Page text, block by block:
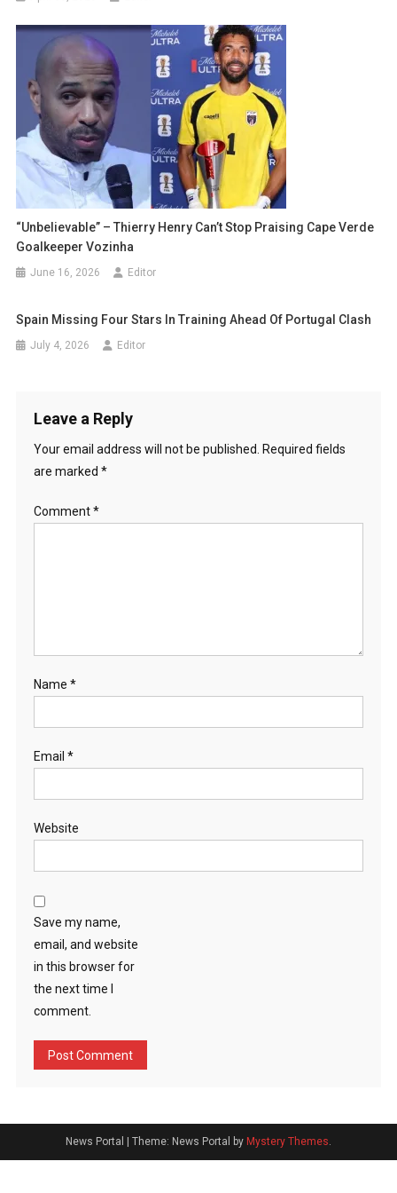
“Unbelievable” – Thierry Henry Can’t Stop Praising Cape Verde
Goalkeeper Vozinha
June 16, 2026 Editor
Spain Missing Four Stars In Training Ahead Of Portugal Clash
July 4, 2026 Editor
Leave a Reply
Your email address will not be published.
Required fields
are marked *
Comment*
Name *
Email *
Website
Save my name,
email, and website
in this browser for
the next time I
comment.
News Portal Theme: News Portal by Mystery Themes.